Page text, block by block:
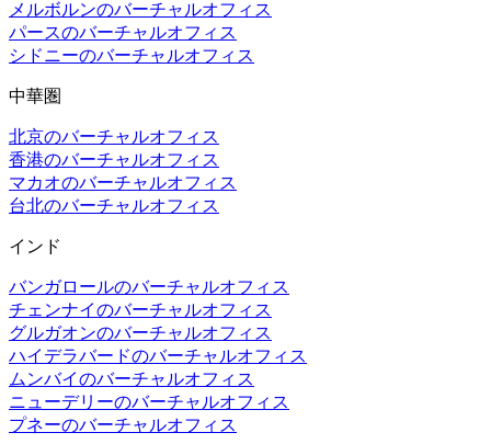
メルボルンのバーチャルオフィス
パースのバーチャルオフィス
シドニーのバーチャルオフィス
中華圏
北京のバーチャルオフィス
香港のバーチャルオフィス
マカオのバーチャルオフィス
台北のバーチャルオフィス
インド
バンガロールのバーチャルオフィス
チェンナイのバーチャルオフィス
グルガオンのバーチャルオフィス
ハイデラバードのバーチャルオフィス
ムンバイのバーチャルオフィス
ニューデリーのバーチャルオフィス
プネーのバーチャルオフィス